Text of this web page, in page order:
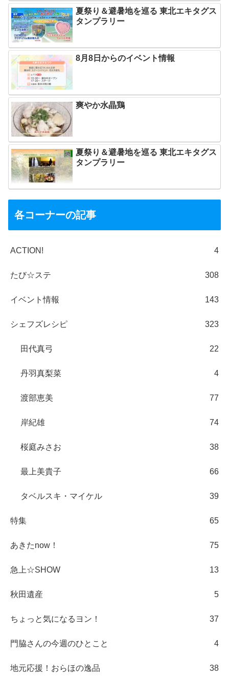
夏祭り＆避暑地を巡る 東北エキタグス
タンプラリー
8月8日からのイベント情報
爽やか水晶鶏
夏祭り＆避暑地を巡る 東北エキタグス
タンプラリー
各コーナーの記事
ACTION! 4
たび☆ステ 308
イベント情報 143
シェフズレシピ 323
田代真弓 22
丹羽真梨菜 4
渡部恵美 77
岸紀雄 74
桜庭みさお 38
最上美貴子 66
タベルスキ・マイケル 39
特集 65
あきたnow！ 75
急上☆SHOW 13
秋田遺産 5
ちょっと気になるヨン！ 37
門脇さんの今週のひとこと 4
地元応援！おらほの逸品 38